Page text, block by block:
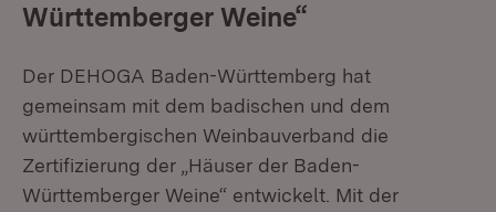
Württemberger Weine“
Der DEHOGA Baden-Württemberg hat
gemeinsam mit dem badischen und dem
württembergischen Weinbauverband die
Zertifizierung der „Häuser der Baden-
Württemberger Weine“ entwickelt. Mit der